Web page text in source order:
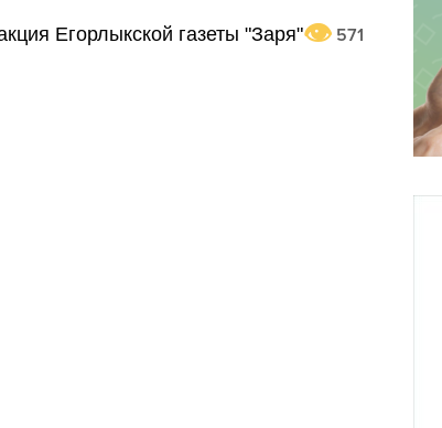
Егорлыкской газеты "Заря" 571